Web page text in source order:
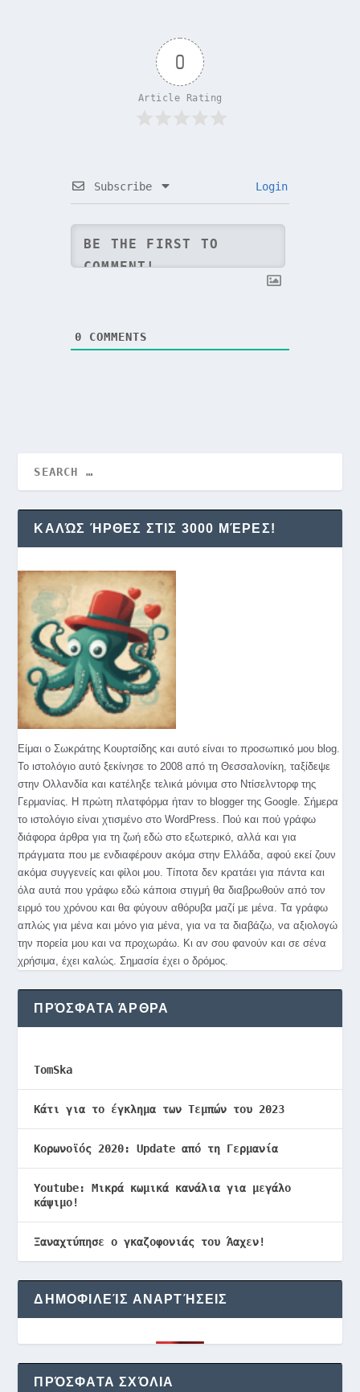
0
Article Rating
Subscribe Login
0 COMMENTS
ΚΑΛΏΣ ΉΡΘΕΣ ΣΤΙΣ 3000 ΜΈΡΕΣ!
Είμαι ο Σωκράτης Κουρτσίδης και αυτό είναι το προσωπικό μου blog.
Το ιστολόγιο αυτό ξεκίνησε το 2008 από τη Θεσσαλονίκη, ταξίδεψε
στην Ολλανδία και κατέληξε τελικά μόνιμα στο Ντίσελντορφ της
Γερμανίας. Η πρώτη πλατφόρμα ήταν το blogger της Google. Σήμερα
το ιστολόγιο είναι χτισμένο στο WordPress. Πού και πού γράφω
διάφορα άρθρα για τη ζωή εδώ στο εξωτερικό, αλλά και για
πράγματα που με ενδιαφέρουν ακόμα στην Ελλάδα, αφού εκεί ζουν
ακόμα συγγενείς και φίλοι μου. Τίποτα δεν κρατάει για πάντα και
όλα αυτά που γράφω εδώ κάποια στιγμή θα διαβρωθούν από τον
ειρμό του χρόνου και θα φύγουν αθόρυβα μαζί με μένα. Τα γράφω
απλώς για μένα και μόνο για μένα, για να τα διαβάζω, να αξιολογώ
την πορεία μου και να προχωράω. Κι αν σου φανούν και σε σένα
χρήσιμα, έχει καλώς. Σημασία έχει ο δρόμος.
ΠΡΌΣΦΑΤΑ ΆΡΘΡΑ
TomSka
Κάτι για το έγκλημα των Τεμπών του 2023
Κορωνοϊός 2020: Update από τη Γερμανία
Youtube: Μικρά κωμικά κανάλια για μεγάλο
κάψιμο!
Ξαναχτύπησε ο γκαζοφονιάς του Άαχεν!
ΔΗΜΟΦΙΛΕΊΣ ΑΝΑΡΤΉΣΕΙΣ
ΠΡΌΣΦΑΤΑ ΣΧΌΛΙΑ